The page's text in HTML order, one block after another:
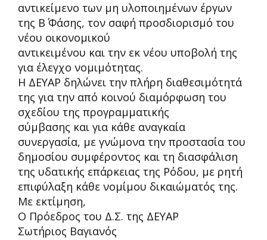
αντικείμενο των μη υλοποιημένων έργων
της Β΄ Φάσης, τον σαφή προσδιορισμό του
νέου οικονομικού
αντικειμένου και την εκ νέου υποβολή της
για έλεγχο νομιμότητας.
Η ΔΕΥΑΡ δηλώνει την πλήρη διαθεσιμότητά
της για την από κοινού διαμόρφωση του
σχεδίου της προγραμματικής
σύμβασης και για κάθε αναγκαία
συνεργασία, με γνώμονα την προστασία του
δημοσίου συμφέροντος και τη διασφάλιση
της υδατικής επάρκειας της Ρόδου, με ρητή
επιφύλαξη κάθε νομίμου δικαιώματός της.
Με εκτίμηση,
Ο Πρόεδρος του Δ.Σ. της ΔΕΥΑΡ
Σωτήριος Βαγιανός